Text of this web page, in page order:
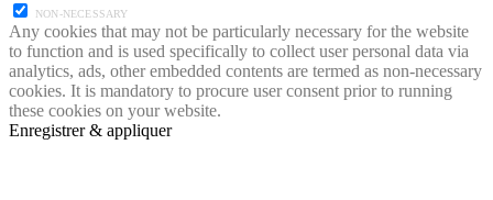
NON-NECESSARY
Any cookies that may not be particularly necessary for the website
to function and is used specifically to collect user personal data via
analytics, ads, other embedded contents are termed as non-necessary
cookies. It is mandatory to procure user consent prior to running
these cookies on your website.
Enregistrer & appliquer